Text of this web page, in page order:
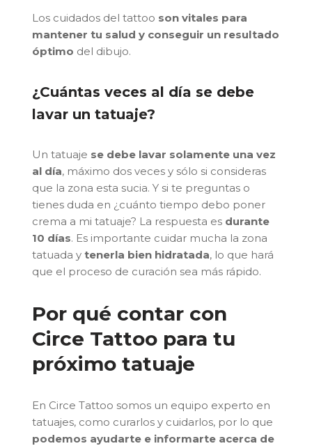
Los cuidados del tattoo son vitales para
mantener tu salud y conseguir un resultado
óptimo del dibujo.
¿Cuántas veces al día se debe
lavar un tatuaje?
Un tatuaje se debe lavar solamente una vez
al día, máximo dos veces y sólo si consideras
que la zona esta sucia. Y si te preguntas o
tienes duda en ¿cuánto tiempo debo poner
crema a mi tatuaje? La respuesta es durante
10 días. Es importante cuidar mucha la zona
tatuada ytenerla bien hidratada, lo que hará
que el proceso de curación sea más rápido.
Por qué contar con
Circe Tattoo para tu
próximo tatuaje
En Circe Tattoo somos un equipo experto en
tatuajes, como curarlos y cuidarlos, por lo que
podemos ayudarte e informarte acerca de